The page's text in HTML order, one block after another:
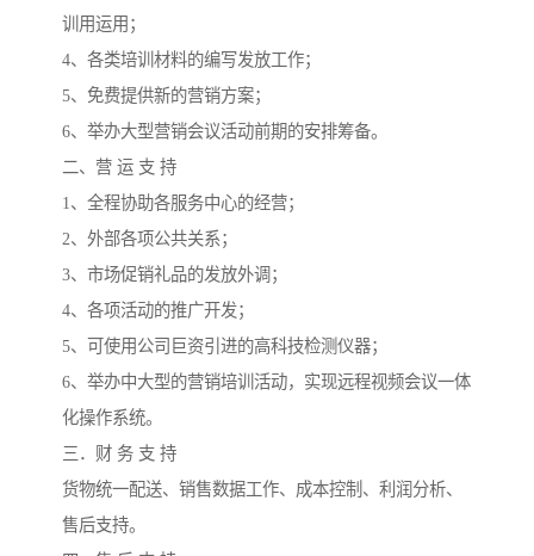
训用运用；
4、各类培训材料的编写发放工作；
5、免费提供新的营销方案；
6、举办大型营销会议活动前期的安排筹备。
二、营 运 支 持
1、全程协助各服务中心的经营；
2、外部各项公共关系；
3、市场促销礼品的发放外调；
4、各项活动的推广开发；
5、可使用公司巨资引进的高科技检测仪器；
6、举办中大型的营销培训活动，实现远程视频会议一体
化操作系统。
三．财 务 支 持
货物统一配送、销售数据工作、成本控制、利润分析、
售后支持。